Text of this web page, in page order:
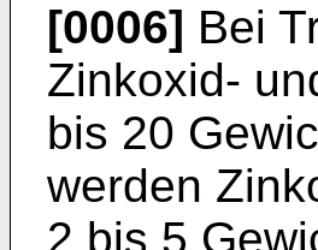
[0006] Bei
Zinkoxid-
bis 20
werden
2 bis 5